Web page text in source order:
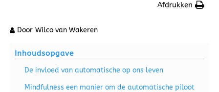
Afdrukken
Door Wilco van Wakeren
Inhoudsopgave
De invloed van automatische op ons leven
Mindfulness een manier om de automatische piloot